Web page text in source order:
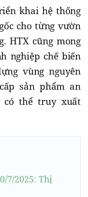
khai hệ thống
cho từng vườn
HTX cũng mong
nghiệp chế biến
vùng nguyên
sản phẩm an
có thể truy xuất
7/2025: Thị